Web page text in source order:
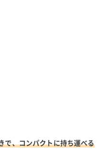
で、コンパクトに持ち運べる